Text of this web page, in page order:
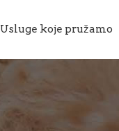
Usluge koje pružamo